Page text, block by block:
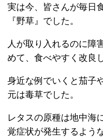
実は今、皆さんが毎日
『野草』でした。
人が取り入れるのに障
めて、食べやすく改良
身近な例でいくと茄子
元は毒草でした。
レタスの原種は地中海
覚症状が発生するよう